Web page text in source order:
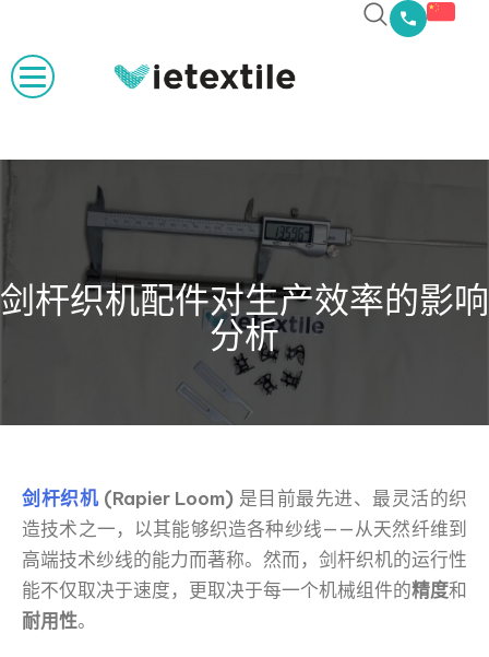
剑杆织机配件对生产效率的影响
分析
剑杆织机 (Rapier Loom) 是目前最先进、最灵活的织
造技术之一，以其能够织造各种纱线——从天然纤维到
高端技术纱线的能力而著称。然而，剑杆织机的运行性
能不仅取决于速度，更取决于每一个机械组件的精度和
耐用性。